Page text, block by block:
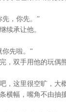
，你先。”
承让他。
先啦。”
双手用他的玩偶熊
这里很空旷，大概
横幅，嘴角不由抽